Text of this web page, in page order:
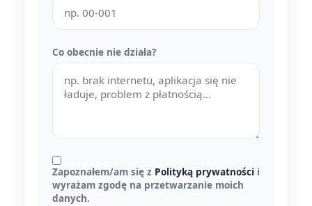
Co obecnie nie działa?
Zapoznałem/am się z Polityką prywatności i
wyrażam zgodę na przetwarzanie moich
danych.